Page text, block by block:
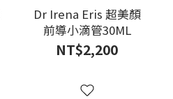
Dr Irena Eris 超美顏
前導小滴管30ML
NT$2,200